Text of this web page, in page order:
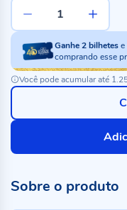
Ganhe2bilhetese
comprando esse
Você pode acumular até
Sobre o produto